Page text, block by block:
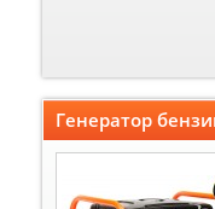
Генератор